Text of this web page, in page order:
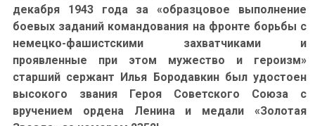
декабря 1943 года за «образцовое выполнение
боевых заданий командования на фронте борьбы с
немецко-фашистскими захватчиками и
проявленные при этом мужество и героизм»
старший сержант Илья Бородавкин был удостоен
высокого звания Героя Советского Союза с
вручением ордена Ленина и медали «Золотая